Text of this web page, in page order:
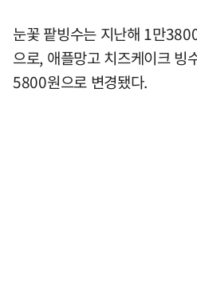
눈꽃 팥빙수는 지난해 1만
으로, 애플망고 치즈케이크
5800원으로 변경됐다.